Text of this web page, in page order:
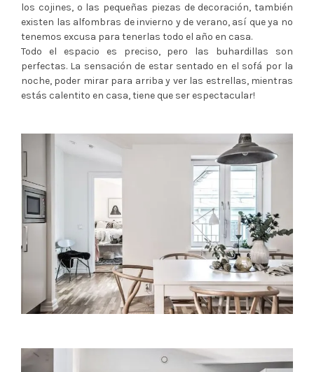
los cojines, o las pequeñas piezas de decoración, también
existen las alfombras de invierno y de verano, así que ya no
tenemos excusa para tenerlas todo el año en casa.
Todo el espacio es preciso, pero las buhardillas son
perfectas. La sensación de estar sentado en el sofá por la
noche, poder mirar para arriba y ver las estrellas, mientras
estás calentito en casa, tiene que ser espectacular!